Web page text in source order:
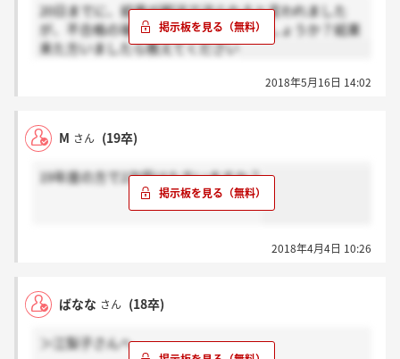
20日までに、結果が郵送で送られると言われました
が、不合格の場合はサイレントなのでしょうか？結果
来た方いましたら教えてください
2018年5月16日 14:02
M さん (19卒)
19年度の方で2次受けた方いますか？
2018年4月4日 10:26
ばなな さん (18卒)
＞江梨子さんへ